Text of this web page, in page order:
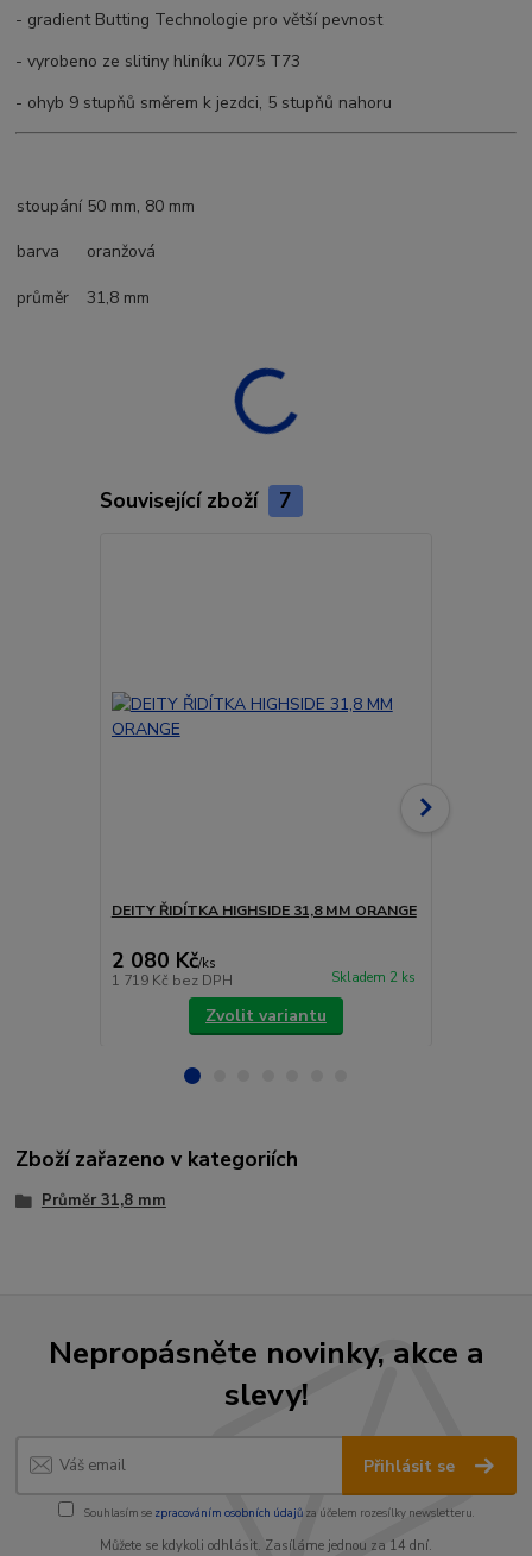
- gradient Butting Technologie pro větší pevnost
- vyrobeno ze slitiny hliníku 7075 T73
- ohyb 9 stupňů směrem k jezdci, 5 stupňů nahoru
stoupání 50 mm, 80 mm
barva
oranžová
průměr 31,8 mm
Související zboží 7
DEITY ŘIDÍTKA HIGHSIDE 31,8 MM ORANGE
2 080 Kč/ks
1 719 Kč bez DPH Skladem 2 ks
Zvolit variantu
Zboží zařazeno v kategoriích
Průměr 31,8 mm
Nepropásněte novinky, akce a
slevy!
Přihlásit se
Souhlasím se zpracováním osobních údajůza účelem rozesílky newsletteru.
Můžete se kdykoli odhlásit. Zasíláme jednou za 14 dní.